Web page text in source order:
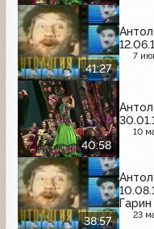
41:27
7
40:58
10
38:57
Гарин
23